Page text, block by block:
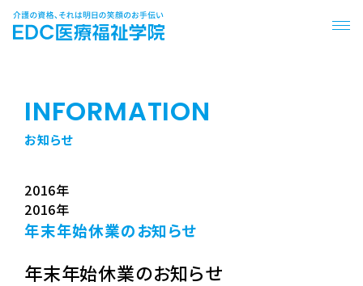
INFORMATION
お知らせ
2016年
2016年
年末年始休業のお知らせ
年末年始休業のお知らせ